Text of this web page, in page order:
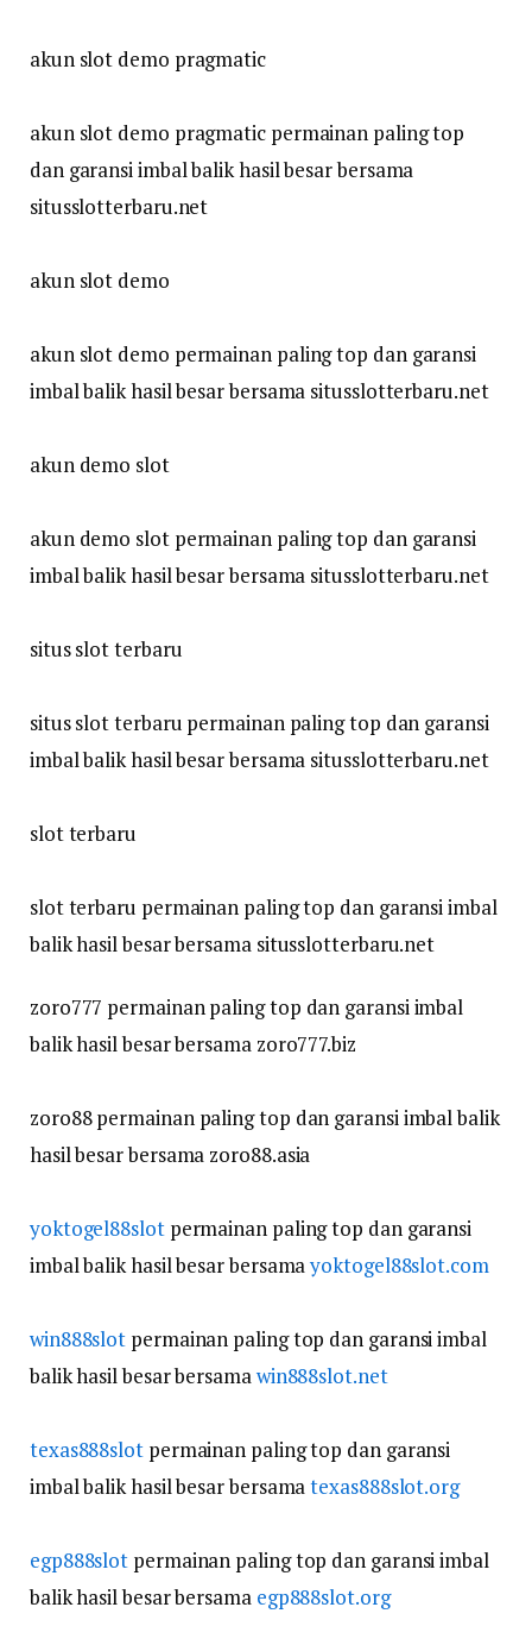
akun slot demo pragmatic
akun slot demo pragmatic permainan paling top
dan garansi imbal balik hasil besar bersama
situsslotterbaru.net
akun slot demo
akun slot demo permainan paling top dan garansi
imbal balik hasil besar bersama situsslotterbaru.net
akun demo slot
akun demo slot permainan paling top dan garansi
imbal balik hasil besar bersama situsslotterbaru.net
situs slot terbaru
situs slot terbaru permainan paling top dan garansi
imbal balik hasil besar bersama situsslotterbaru.net
slot terbaru
slot terbaru permainan paling top dan garansi imbal
balik hasil besar bersama situsslotterbaru.net
zoro777 permainan paling top dan garansi imbal
balik hasil besar bersama zoro777.biz
zoro88 permainan paling top dan garansi imbal balik
hasil besar bersama zoro88.asia
yoktogel88slotpermainan paling top dan garansi
imbal balik hasil besar bersamayoktogel88slot.com
win888slot permainan paling top dan garansi imbal
balik hasil besar bersamawin888slot.net
texas888slotpermainan paling top dan garansi
imbal balik hasil besar bersamatexas888slot.org
egp888slot permainan paling top dan garansi imbal
balik hasil besar bersama egp888slot.org